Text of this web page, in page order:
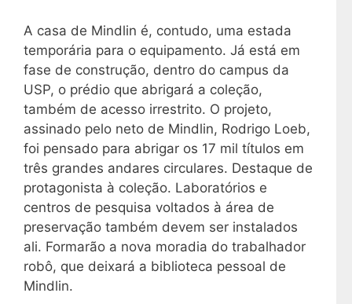
A casa de Mindlin é, contudo, uma estada
temporária para o equipamento. Já está em
fase de construção, dentro do campus da
USP, o prédio que abrigará a coleção,
também de acesso irrestrito. O projeto,
assinado pelo neto de Mindlin, Rodrigo Loeb,
foi pensado para abrigar os 17 mil títulos em
três grandes andares circulares. Destaque de
protagonista à coleção. Laboratórios e
centros de pesquisa voltados à área de
preservação também devem ser instalados
ali. Formarão a nova moradia do trabalhador
robô, que deixará a biblioteca pessoal de
Mindlin.